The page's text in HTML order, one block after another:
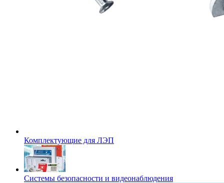
Комплектующие для ЛЭП
Системы безопасности и видеонаблюдения